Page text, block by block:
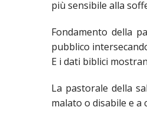
più sensibile alla
Fondamento della
pubblico
E i dati biblici
La pastorale della
malato o disabile e a